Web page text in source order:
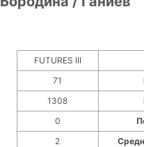
FUTURES III
71
1308
0
2